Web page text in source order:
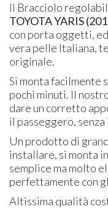
Il Bracciolo
TOYOTAYARIS
con porta oggetti,
vera pelle Italiana,
originale.
Si monta facilmente
pochi minuti. Il
dare un corretto
il passeggero,
Un prodotto di
installare, si monta
semplice ma molto
perfettamente con
Altissima qualità